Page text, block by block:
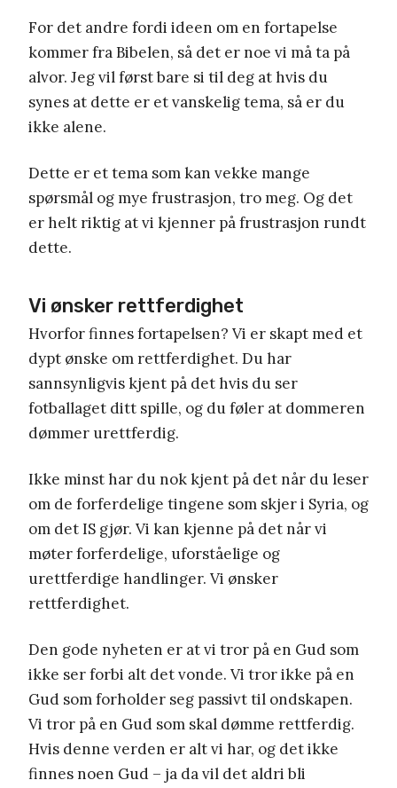
For det andre fordi ideen om en fortapelse
kommer fra Bibelen, så det er noe vi må ta på
alvor. Jeg vil først bare si til deg at hvis du
synes at dette er et vanskelig tema, så er du
ikke alene.
Dette er et tema som kan vekke mange
spørsmål og mye frustrasjon, tro meg. Og det
er helt riktig at vi kjenner på frustrasjon rundt
dette.
Vi ønsker rettferdighet
Hvorfor finnes fortapelsen? Vi er skapt med et
dypt ønske om rettferdighet. Du har
sannsynligvis kjent på det hvis du ser
fotballaget ditt spille, og du føler at dommeren
dømmer urettferdig.
Ikke minst har du nok kjent på det når du leser
om de forferdelige tingene som skjer i Syria, og
om det IS gjør. Vi kan kjenne på det når vi
møter forferdelige, uforståelige og
urettferdige handlinger. Vi ønsker
rettferdighet.
Den gode nyheten er at vi tror på en Gud som
ikke ser forbi alt det vonde. Vi tror ikke på en
Gud som forholder seg passivt til ondskapen.
Vi tror på en Gud som skal dømme rettferdig.
Hvis denne verden er alt vi har, og det ikke
finnes noen Gud – ja da vil det aldri bli